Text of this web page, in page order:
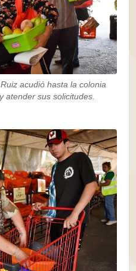
acudió hasta la colonia
atender sus solicitudes.